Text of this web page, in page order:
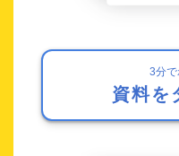
3分
資料を